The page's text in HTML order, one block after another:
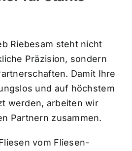
Riebesam steht nicht
Präzision, sondern
Damit Ihre
und auf höchstem
werden, arbeiten wir
Partnern zusammen.
vom Fliesen-